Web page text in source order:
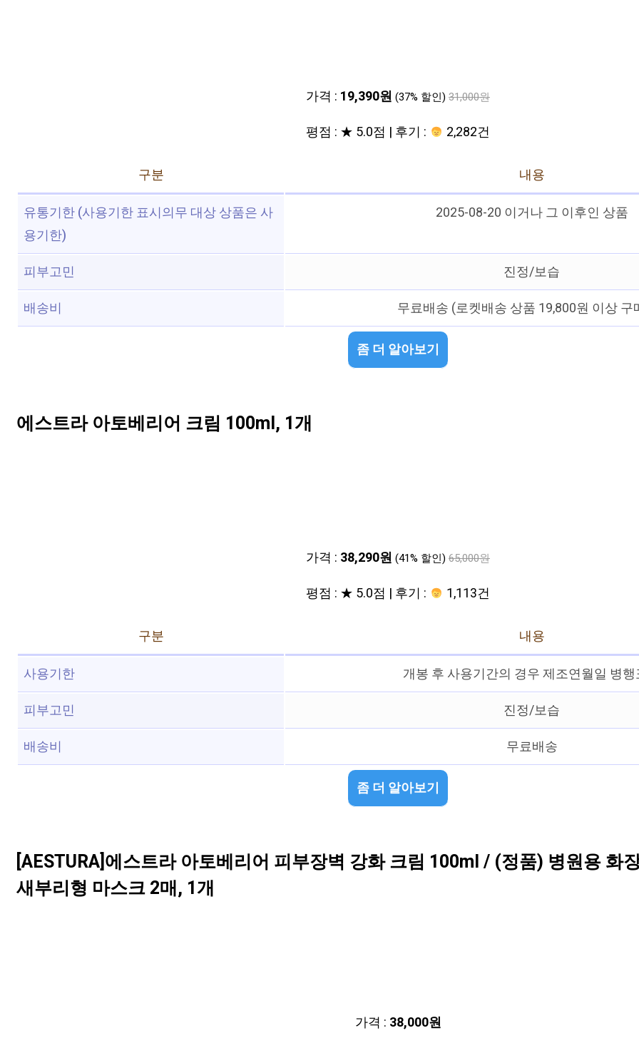
가격 : 19,390원 (37% 할인) 31,000원
평점 : ★ 5.0점 | 후기 : 2,282건
구분
내용
유통기한 (사용기한 표시의무 대상 상품은 사
용기한)
2025-08-20 이거나 그 이후인 상품
피부고민
진정/보습
배송비
무료배송 (로켓배송 상품 19,800원 이상 구
좀 더 알아보기
에스트라 아토베리어 크림 100ml, 1개
가격 : 38,290원 (41% 할인) 65,000원
평점 : ★ 5.0점 | 후기 : 1,113건
구분
내용
사용기한
개봉 후 사용기간의 경우 제조연월일 병
피부고민
진정/보습
배송비
무료배송
좀 더 알아보기
[AESTURA]에스트라 아토베리어 피부장벽 강화 크림 100ml / (정품) 병원용 화
새부리형 마스크 2매, 1개
가격 : 38,000원